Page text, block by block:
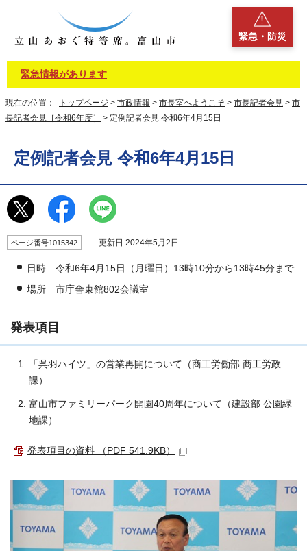
緊急・防災
緊急情報があります
現在の位置： トップページ > 市政情報 > 市長室へようこそ > 市長記者会見 > 市
長記者会見［令和6年度］
> 定例記者会見 令和6年4月15日
定例記者会見 令和6年4月15日
ページ番号1015342 更新日 2024年5月2日
日時 令和6年4月15日（月曜日）13時10分から13時45分まで
場所 市庁舎東館802会議室
発表項目
「呉羽ハイツ」の営業再開について（商工労働部 商工労政
課）
富山市ファミリーパーク開園40周年について（建設部 公園緑
地課）
発表項目の資料 （PDF 541.9KB）